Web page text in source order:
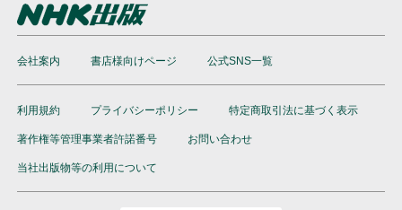
会社案内 書店様向けページ 公式SNS一覧
利用規約 プライバシーポリシー 特定商取引法に基づく表示
著作権等管理事業者許諾番号 お問い合わせ
当社出版物等の利用について